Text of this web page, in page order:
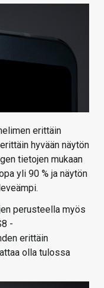
erittäin
hyvään näytön
tietojen mukaan
yli 90 % ja näytön
perusteella myös
-
erittäin
olla tulossa